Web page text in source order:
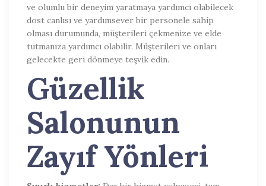
ve olumlu bir deneyim yaratmaya yardımcı olabilecek
dost canlısı ve yardımsever bir personele sahip
olması durumunda, müşterileri çekmenize ve elde
tutmanıza yardımcı olabilir. Müşterileri ve onları
gelecekte geri dönmeye teşvik edin.
Güzellik
Salonunun
Zayıf Yönleri